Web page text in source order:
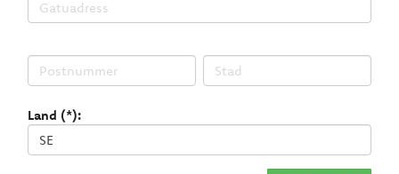
Land (*):